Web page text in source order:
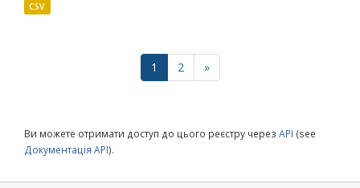
CSV
1 2 »
Ви можете отримати доступ до цього реєстру через API (see
Документація API).